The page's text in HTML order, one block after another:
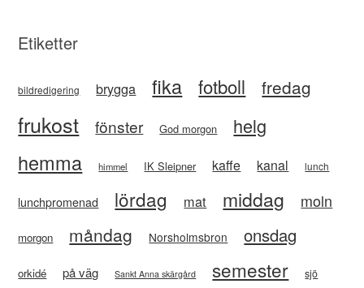
Etiketter
bildredigering brygga fika fotboll fredag
frukost fönster God morgon helg
hemma himmel IK Sleipner kaffe kanal lunch
lunchpromenad lördag mat middag moln
morgon måndag Norsholmsbron onsdag
orkidé på väg Sankt Anna skärgård semester sjö